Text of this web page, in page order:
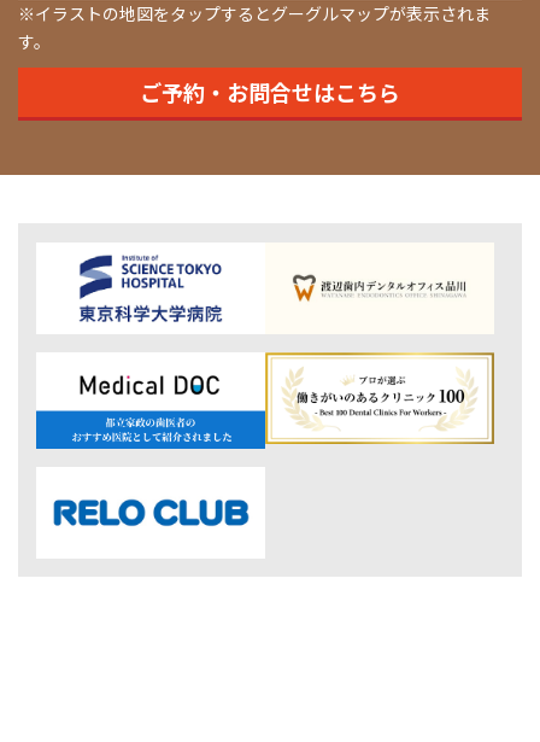
※イラストの地図をタップするとグーグルマップが表示されま
す。
ご予約・お問合せはこちら